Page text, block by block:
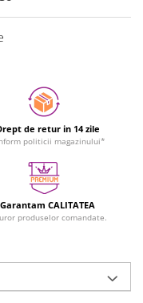
de retur in 14 zile
politicii magazinului*
Garantam CALITATEA
produselor comandate.